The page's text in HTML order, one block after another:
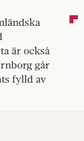
är också
går
fylld av